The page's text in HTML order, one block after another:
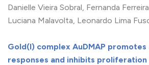
Danielle Vieira Sobral, Fernanda
Luciana Malavolta, Leonardo Lima
Gold(I) complex AuDMAP
responses and inhibits proliferation